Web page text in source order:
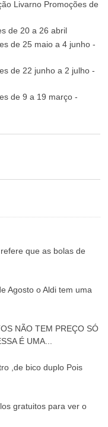
Livarno Promoções de
de 20 a 26 abril
de 25 maio a 4 junho -
de 22 junho a 2 julho -
de 9 a 19 março -
que as bolas de
Agosto o Aldi tem uma
NÃO TEM PREÇO SÓ
É UMA...
,de bico duplo Pois
gratuitos para ver o